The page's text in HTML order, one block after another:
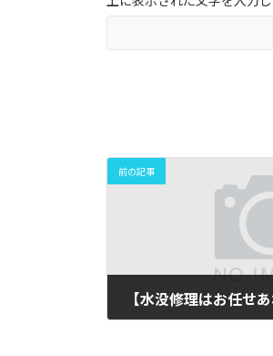
前の記事
【水没修理はお任せあ